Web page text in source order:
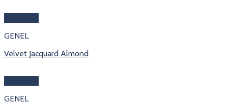
GENEL
Velvet Jacquard Almond
GENEL